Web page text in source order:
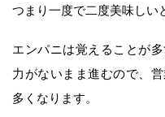
つまり一度で二度美味しい
エンパニは覚えることが
力がないまま進むので、
多くなります。